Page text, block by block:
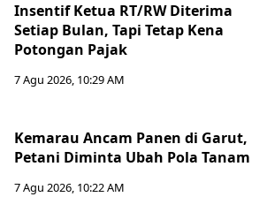
Insentif Ketua RT/RW Diterima
Setiap Bulan, Tapi Tetap Kena
Potongan Pajak
7 Agu 2026, 10:29 AM
Kemarau Ancam Panen di Garut,
Petani Diminta Ubah Pola Tanam
7 Agu 2026, 10:22 AM